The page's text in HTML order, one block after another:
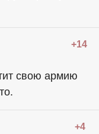
+14
свою армию
+4